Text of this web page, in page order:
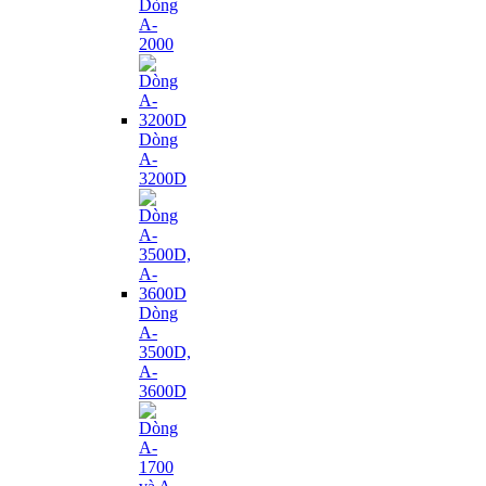
Dòng
A-
2000
Dòng
A-
3200D
Dòng
A-
3500D,
A-
3600D